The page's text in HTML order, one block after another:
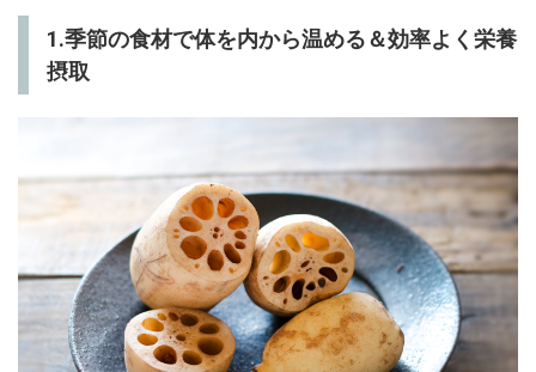
1.季節の食材で体を内から温める＆効率よく栄養
摂取